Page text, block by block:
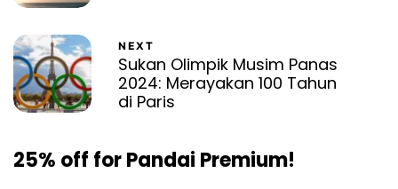
NEXT
Sukan Olimpik Musim Panas
2024: Merayakan 100 Tahun
di Paris
25% off for Pandai Premium!